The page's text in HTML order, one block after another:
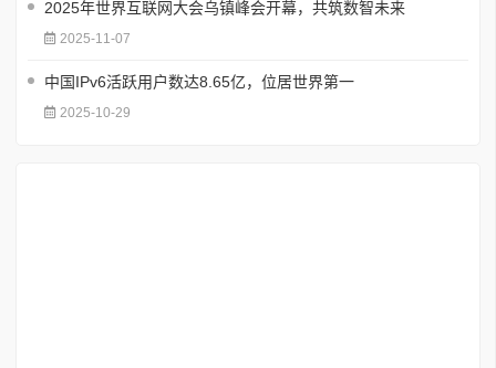
2025年世界互联网大会乌镇峰会开幕，共筑数智未来
2025-11-07
中国IPv6活跃用户数达8.65亿，位居世界第一
2025-10-29